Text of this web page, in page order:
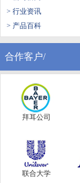
> 行业资讯
> 产品百科
合作客户/
拜耳公司
联合大学